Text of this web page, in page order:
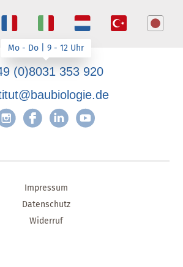
(0)8031 353 920
Impressum
Datenschutz
Widerruf